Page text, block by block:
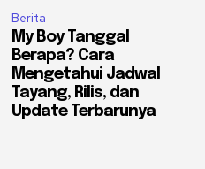
Berita
My Boy Tanggal
Berapa? Cara
Mengetahui Jadwal
Tayang, Rilis, dan
Update Terbarunya